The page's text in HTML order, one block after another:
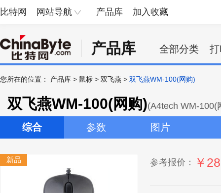
比特网 网站导航 产品库 加入收藏
产品库 全部分类
您所在的位置： 产品库 > 鼠标 > 双飞燕 > 双飞燕WM-100(网购)
双飞燕WM-100(网购)(A4tech WM-100(
综合 参数 图片
新品 参考报价： ￥28